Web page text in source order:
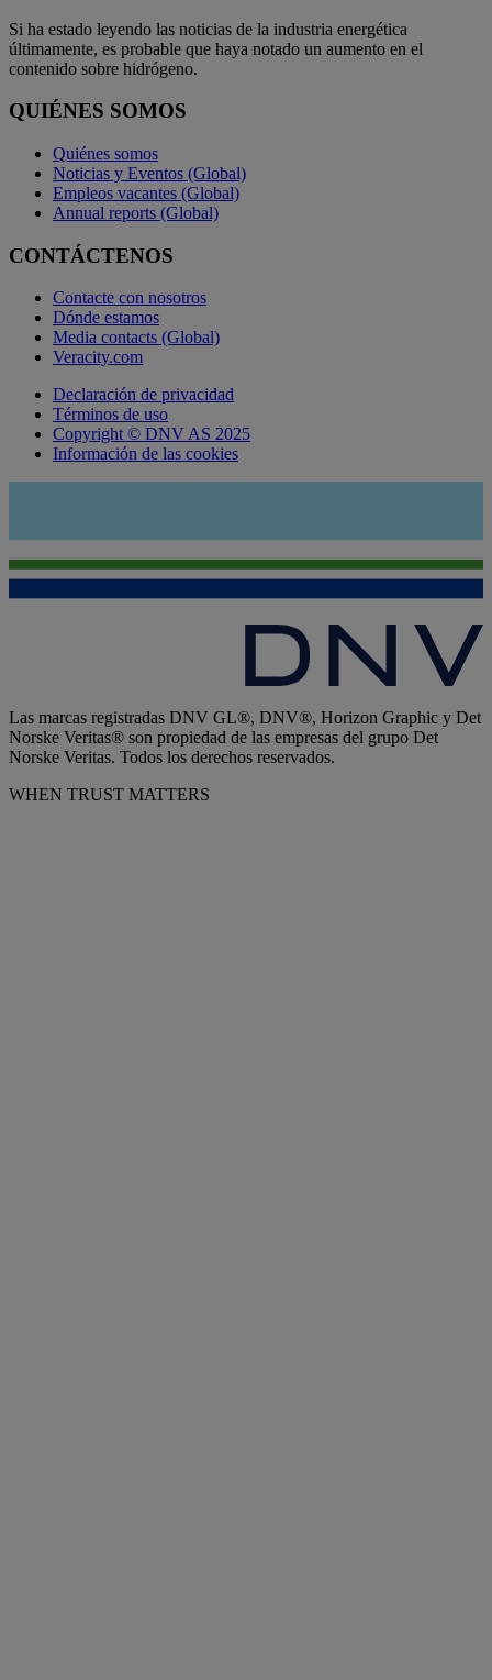
Si ha estado leyendo las noticias de la industria energética
últimamente, es probable que haya notado un aumento en el
contenido sobre hidrógeno.
QUIÉNES SOMOS
Quiénes somos
Noticias y Eventos (Global)
Empleos vacantes (Global)
Annual reports (Global)
CONTÁCTENOS
Contacte con nosotros
Dónde estamos
Media contacts (Global)
Veracity.com
Declaración de privacidad
Términos de uso
Copyright © DNV AS 2025
Información de las cookies
Las marcas registradas DNV GL®, DNV®, Horizon Graphic y Det
Norske Veritas® son propiedad de las empresas del grupo Det
Norske Veritas. Todos los derechos reservados.
WHEN TRUST MATTERS